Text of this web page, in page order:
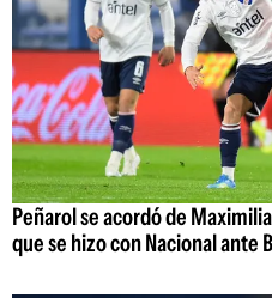
Peñarol se acordó de
que se hizo con Nacional ante